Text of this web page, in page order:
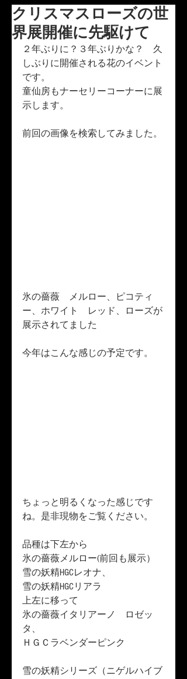
クリスマスローズの世
界展開催に先駆けて
２年ぶりに？３年ぶりかな？　久
しぶりに開催される花のイベント
です。
童仙房もナーセリーコーナーに展
示します。
前回の画像を検索してみました。
氷の薔薇　メルロー、ピコティ
ー、ホワイト　レッド、ローズが
展示されてました
今年はこんな感じの予定です。
ちょっと明るくなった感じです
ね。是非現物をご覧ください。
品種は下左から
氷の薔薇メルロー(前回も展示）
雪の妖精HGCレオナ、
雪の妖精HGCリアラ
上左に移って
氷の薔薇イタリアーノ　ロゼッ
タ、
ＨＧＣラベンダーピンク
雪の妖精シリーズ（ニゲルハイブ